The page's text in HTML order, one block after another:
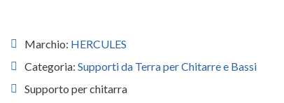
Marchio: HERCULES
Categoria: Supporti da Terra per Chitarre e Bassi
Supporto per chitarra